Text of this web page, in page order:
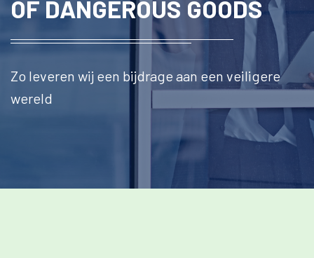
OF DANGEROUS GOODS
Zo leveren wij een bijdrage aan een veiligere
wereld